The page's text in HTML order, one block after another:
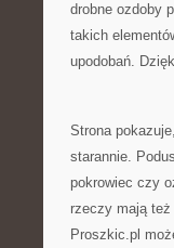
drobne ozdoby
takich
upodobań.
Strona
starannie.
pokrowiec czy
rzeczy mają też
Proszkic.pl